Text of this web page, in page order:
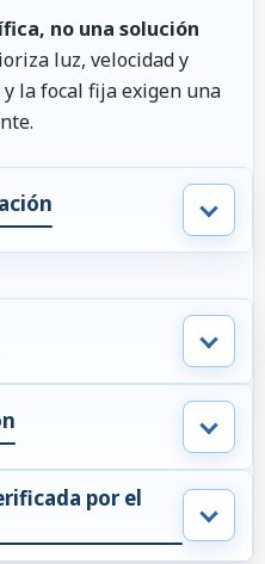
no una solución
luz, velocidad y
la focal fija exigen una
por el